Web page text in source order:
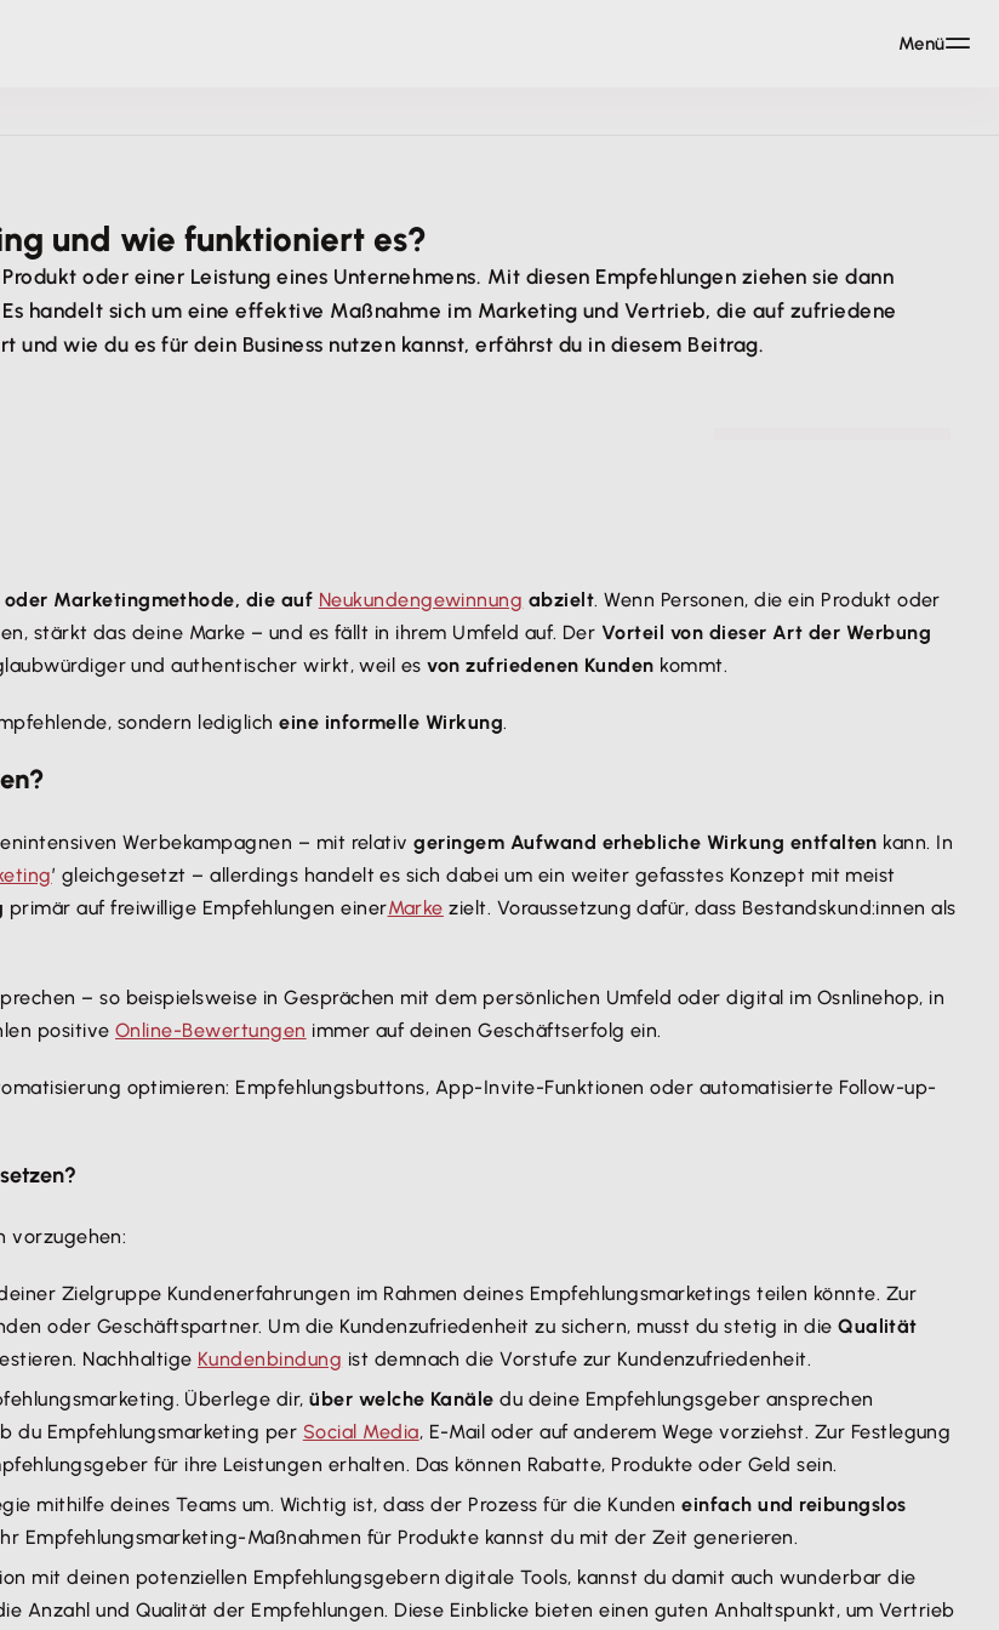
und wie funktioniert es?
oder einer Leistung eines Unternehmens. Mit diesen Empfehlungen ziehen sie dann
handelt sich um eine effektive Maßnahme im Marketing und Vertrieb, die auf zufriedene
wie du es für dein Business nutzen kannst, erfährst du in diesem Beitrag.
Marketingmethode, die auf Neukundengewinnung abzielt. Wenn Personen, die ein Produkt oder
stärkt das deine Marke – und es fällt in ihrem Umfeld auf. Der Vorteil von dieser Art der Werbung
und authentischer wirkt, weil esvon zufriedenen Kunden kommt.
sondern lediglicheine informelle Wirkung.
Werbekampagnen – mit relativgeringem Aufwand erhebliche Wirkung entfalten kann. In
’ gleichgesetzt – allerdings handelt es sich dabei um ein weiter gefasstes Konzept mit meist
primär auf freiwillige Empfehlungen einerMarke zielt. Voraussetzung dafür, dass Bestandskund:innen als
– so beispielsweise in Gesprächen mit dem persönlichen Umfeld oder digital im Osnlinehop, in
positiveOnline-Bewertungen immer auf deinen Geschäftserfolg ein.
optimieren: Empfehlungsbuttons, App-Invite-Funktionen oder automatisierte Follow-up-
vorzugehen:
Zielgruppe Kundenerfahrungen im Rahmen deines Empfehlungsmarketings teilen könnte. Zur
oder Geschäftspartner. Um die Kundenzufriedenheit zu sichern, musst du stetig in dieQualität
Nachhaltige Kundenbindung ist demnach die Vorstufe zur Kundenzufriedenheit.
Überlege dir,über welche Kanäle du deine Empfehlungsgeber ansprechen
du Empfehlungsmarketing per Social Media, E-Mail oder auf anderem Wege vorziehst. Zur Festlegung
für ihre Leistungen erhalten. Das können Rabatte, Produkte oder Geld sein.
mithilfe deines Teams um. Wichtig ist, dass der Prozess für die Kundeneinfach und reibungslos
Empfehlungsmarketing-Maßnahmen für Produkte kannst du mit der Zeit generieren.
mit deinen potenziellen Empfehlungsgebern digitale Tools, kannst du damit auch wunderbar die
Anzahl und Qualität der Empfehlungen. Diese Einblicke bieten einen guten Anhaltspunkt, um Vertrieb
Menü